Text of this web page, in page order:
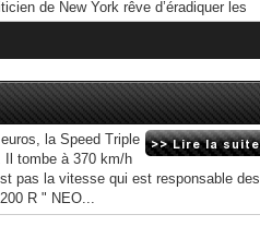
la Speed Triple
Il tombe à 370 km/h
pas la vitesse qui est responsable des
R " NEO...